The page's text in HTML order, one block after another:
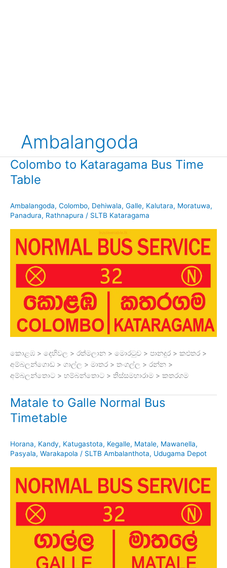
Ambalangoda
Colombo to Kataragama Bus Time
Table
Ambalangoda, Colombo, Dehiwala, Galle, Kalutara, Moratuwa,
Panadura, Rathnapura / SLTB Kataragama
කොළඹ > දෙහිවල > රත්මලාන > මොරටුව > පානදුර > කළුතර >
අම්බලන්ගොඩ > ගාල්ල > මාතර > තංගල්ල > රන්න >
අම්බලන්තොට > හම්බන්තොට > තිස්සමහාරාම > කතරගම
Matale to Galle Normal Bus
Timetable
Horana, Kandy, Katugastota, Kegalle, Matale, Mawanella,
Pasyala, Warakapola / SLTB Ambalanthota, Udugama Depot